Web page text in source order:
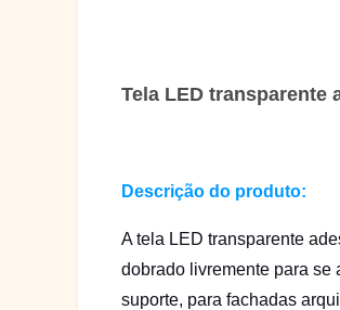
Tela LED transparente
Descrição do produto:
A tela LED transparente
dobrado livremente para se
suporte, para fachadas